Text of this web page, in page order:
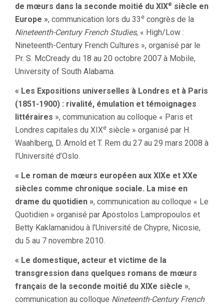
de mœurs dans la seconde moitié du XIXe siècle en
Europe », communication lors du 33 e congrès de la
Nineteenth-Century French Studies, « High/Low :
Nineteenth-Century French Cultures », organisé par le
Pr. S. McCready du 18 au 20 octobre 2007 à Mobile,
University of South Alabama.
« Les Expositions universelles à Londres et à Paris
(1851-1900) : rivalité, émulation et témoignages
littéraires », communication au colloque « Paris et
Londres capitales du XIXe siècle » organisé par H.
Waahlberg, D. Arnold et T. Rem du 27 au 29 mars 2008 à
l’Université d’Oslo.
« Le roman de mœurs européen aux XIXe et XXe
siècles comme chronique sociale. La mise en
drame du quotidien », communication au colloque « Le
Quotidien » organisé par Apostolos Lampropoulos et
Betty Kaklamanidou à l’Université de Chypre, Nicosie,
du 5 au 7 novembre 2010.
« Le domestique, acteur et victime de la
transgression dans quelques romans de mœurs
français de la seconde moitié du XIXe siècle »,
communication au colloque Nineteenth-Century French